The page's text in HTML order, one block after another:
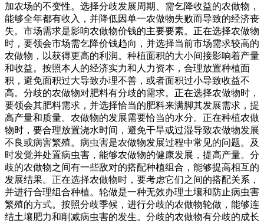
加农场的不变性。选择分歧发展周期、需乞降收益的农做物，
能够全年都有收入，并降低因单一农做物失败而导致的经济丧
失。市场需求是影响农做物价钱的主要要素。正在选择农做物
时，要领会市场需乞降价钱趋向，并选择当前市场需求较高的
农做物，以获得更高的利润。种植面积的大小间接影响着产量
和收益。按照本人的经济实力和人力资本，合理放置种植面
积，避免面积过大导致办理不善，或者面积过小导致收益不
高。分歧的农做物对肥料有分歧的需求。正在选择农做物时，
要领会其肥料需求，并选择恰当的肥料来满脚其发展需求，提
高产量和质量。农做物的发展需要恰当的水分。正在种植农做
物时，要合理放置浇水时间，避免干旱或过湿导致农做物发展
不良或病害繁殖。病虫害是农做物发展过程中常见的问题。及
时发觉并处置病虫害，能够农做物的健康发展，提高产量。分
歧的农做物之间有一些敌对的搭配种植组合，能够提高相互的
发展结果。正在选择农做物时，要考虑它们之间的搭配关系，
并进行合理组合种植。轮做是一种无效办理土壤和防止病虫害
繁殖的方式。按照分歧季候，进行分歧的农做物轮做，能够连
结土壤肥力和削减病虫害的发生。分歧的农做物有分歧的成长